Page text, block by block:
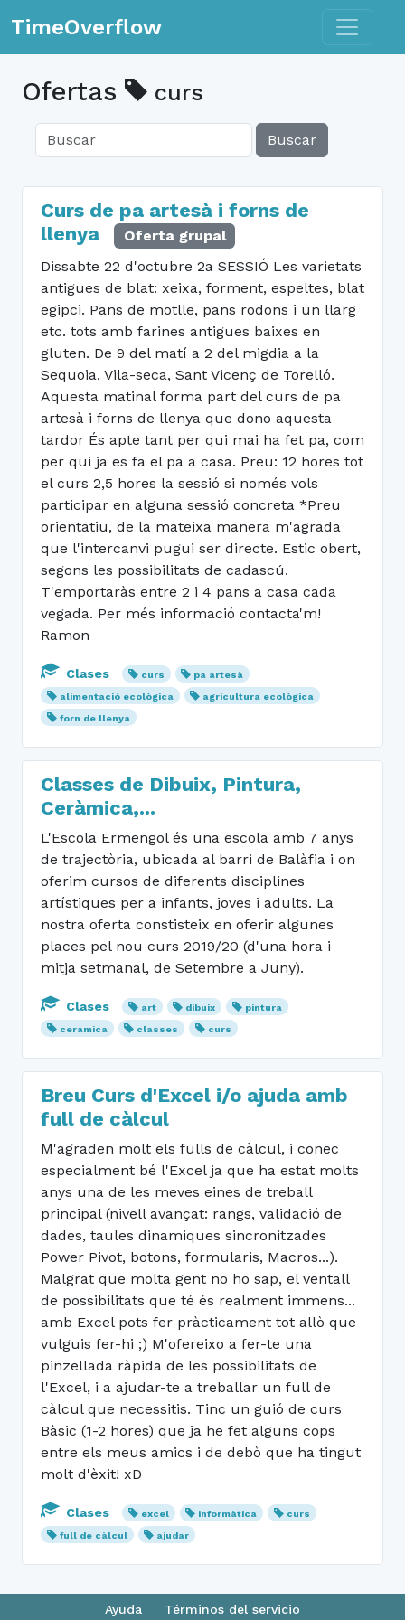
TimeOverflow Toggle
Ofertas curs
Buscar
Curs de pa artesà i forns de
llenya
Oferta grupal
Dissabte 22 d'octubre 2a SESSIÓ Les varietats
antigues de blat: xeixa, forment, espeltes, blat
egipci. Pans de motlle, pans rodons i un llarg
etc. tots amb farines antigues baixes en
gluten. De 9 del matí a 2 del migdia a la
Sequoia, Vila-seca, Sant Vicenç de Torelló.
Aquesta matinal forma part del curs de pa
artesà i forns de llenya que dono aquesta
tardor És apte tant per qui mai ha fet pa, com
per qui ja es fa el pa a casa. Preu: 12 hores tot
el curs 2,5 hores la sessió si només vols
participar en alguna sessió concreta *Preu
orientatiu, de la mateixa manera m'agrada
que l'intercanvi pugui ser directe. Estic obert,
segons les possibilitats de cadascú.
T'emportaràs entre 2 i 4 pans a casa cada
vegada. Per més informació contacta'm!
Ramon
Clases curs
pa artesà
alimentació ecològica
agricultura ecològica
forn de llenya
Classes de Dibuix, Pintura,
Ceràmica,...
L'Escola Ermengol és una escola amb 7 anys
de trajectòria, ubicada al barri de Balàfia i on
oferim cursos de diferents disciplines
artístiques per a infants, joves i adults. La
nostra oferta constisteix en oferir algunes
places pel nou curs 2019/20 (d'una hora i
mitja setmanal, de Setembre a Juny).
Clases art dibuix
pintura
ceramica
classes curs
Breu Curs d'Excel i/o ajuda amb
full de càlcul
M'agraden molt els fulls de càlcul, i conec
especialment bé l'Excel ja que ha estat molts
anys una de les meves eines de treball
principal (nivell avançat: rangs, validació de
dades, taules dinamiques sincronitzades
Power Pivot, botons, formularis, Macros...).
Malgrat que molta gent no ho sap, el ventall
de possibilitats que té és realment immens...
amb Excel pots fer pràcticament tot allò que
vulguis fer-hi ;) M'ofereixo a fer-te una
pinzellada ràpida de les possibilitats de
l'Excel, i a ajudar-te a treballar un full de
càlcul que necessitis. Tinc un guió de curs
Bàsic (1-2 hores) que ja he fet alguns cops
entre els meus amics i de debò que ha tingut
molt d'èxit! xD
Clases excel informàtica
curs
full de càlcul
ajudar
Ayuda Términos del servicio